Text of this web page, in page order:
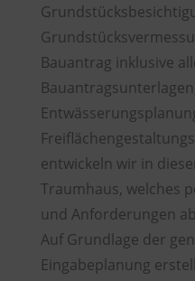
Bauantrag inklusive
entwickeln wir in
Traumhaus, welches
und Anforderungen
Auf Grundlage der
Eingabeplanung